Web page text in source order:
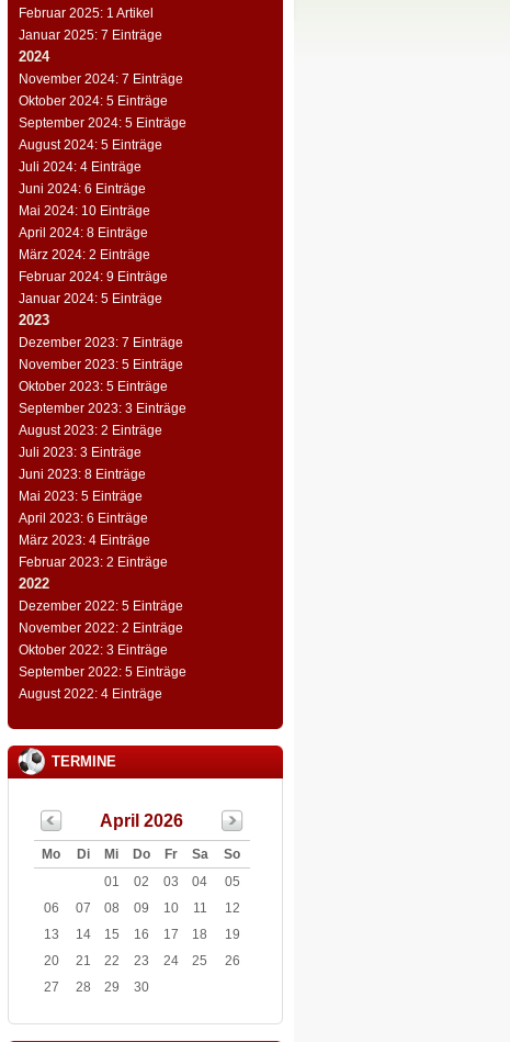
Februar 2025: 1 Artikel
Januar 2025: 7 Einträge
2024
November 2024: 7 Einträge
Oktober 2024: 5 Einträge
September 2024: 5 Einträge
August 2024: 5 Einträge
Juli 2024: 4 Einträge
Juni 2024: 6 Einträge
Mai 2024: 10 Einträge
April 2024: 8 Einträge
März 2024: 2 Einträge
Februar 2024: 9 Einträge
Januar 2024: 5 Einträge
2023
Dezember 2023: 7 Einträge
November 2023: 5 Einträge
Oktober 2023: 5 Einträge
September 2023: 3 Einträge
August 2023: 2 Einträge
Juli 2023: 3 Einträge
Juni 2023: 8 Einträge
Mai 2023: 5 Einträge
April 2023: 6 Einträge
März 2023: 4 Einträge
Februar 2023: 2 Einträge
2022
Dezember 2022: 5 Einträge
November 2022: 2 Einträge
Oktober 2022: 3 Einträge
September 2022: 5 Einträge
August 2022: 4 Einträge
TERMINE
April 2026
Mo Di Mi Do Fr Sa
So
01
02 03 04
05
06
07 08 09 10 11
12
13
14 15 16 17 18
19
20
21 22 23 24 25
26
27
28 29 30